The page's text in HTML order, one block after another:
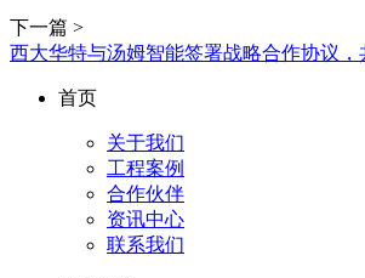
下一篇 >
西大华特与汤姆智能签署战略合作协议
首页
关于我们
工程案例
合作伙伴
资讯中心
联系我们